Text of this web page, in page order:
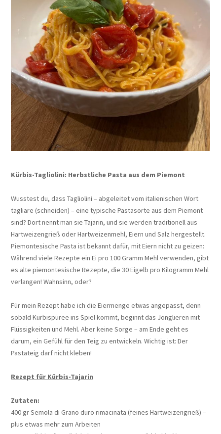
Kürbis-Tagliolini: Herbstliche Pasta aus dem Piemont
Wusstest du, dass Tagliolini – abgeleitet vom italienischen Wort
tagliare (schneiden) – eine typische Pastasorte aus dem Piemont
sind? Dort nennt man sie Tajarin, und sie werden traditionell aus
Hartweizengrieß oder Hartweizenmehl, Eiern und Salz hergestellt.
Piemontesische Pasta ist bekannt dafür, mit Eiern nicht zu geizen:
Während viele Rezepte ein Ei pro 100 Gramm Mehl verwenden, gibt
es alte piemontesische Rezepte, die 30 Eigelb pro Kilogramm Mehl
verlangen! Wahnsinn, oder?
Für mein Rezept habe ich die Eiermenge etwas angepasst, denn
sobald Kürbispüree ins Spiel kommt, beginnt das Jonglieren mit
Flüssigkeiten und Mehl. Aber keine Sorge – am Ende geht es
darum, ein Gefühl für den Teig zu entwickeln. Wichtig ist: Der
Pastateig darf nicht kleben!
Rezept für Kürbis-Tajarin
Zutaten:
400 gr Semola di Grano duro rimacinata (feines Hartweizengrieß) –
plus etwas mehr zum Arbeiten